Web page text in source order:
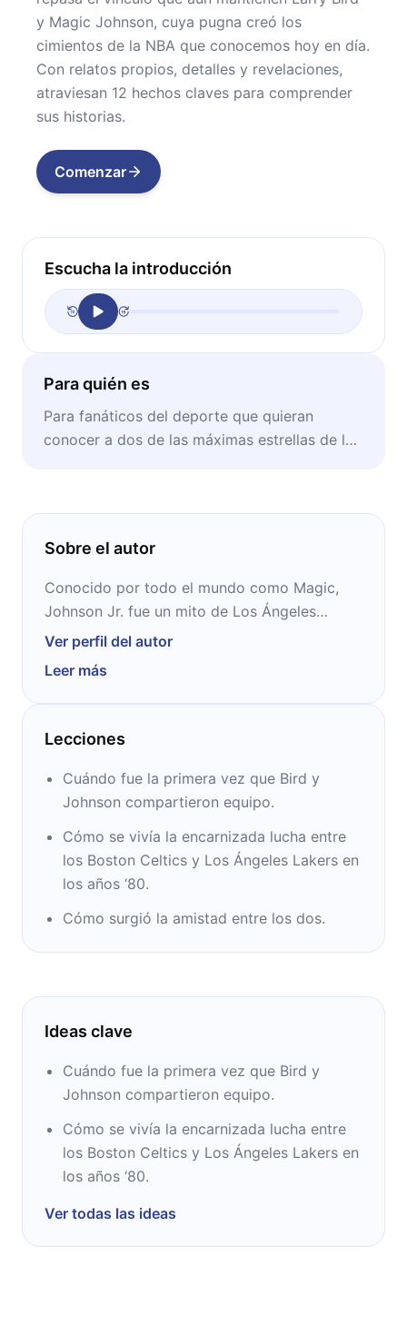
y Magic Johnson, cuya pugna creó los
cimientos de la NBA que conocemos hoy en día.
Con relatos propios, detalles y revelaciones,
atraviesan 12 hechos claves para comprender
sus historias.
Comenzar
Escucha la introducción
Para quién es
Para fanáticos del deporte que quieran
conocer a dos de las máximas estrellas de la
Sobre el autor
Conocido por todo el mundo como Magic,
Johnson Jr. fue un mito de Los Ángeles
Lakers. Con ellos ganó cinco títulos de la
de la temporada regular y otras tres de las
finales. En 1991 fue diagnosticado como
portador del virus VIH. Desde entonces se
contra el VIH/SIDA.
Ver perfil del autor
Leer más
Lecciones
Cuándo fue la primera vez que Bird y
Johnson compartieron equipo.
Cómo se vivía la encarnizada lucha entre
los Boston Celtics y Los Ángeles Lakers en
los años ‘80.
Cómo surgió la amistad entre los dos.
Ideas clave
Cuándo fue la primera vez que Bird y
Johnson compartieron equipo.
Cómo se vivía la encarnizada lucha entre
los Boston Celtics y Los Ángeles Lakers en
los años ‘80.
Ver todas las ideas